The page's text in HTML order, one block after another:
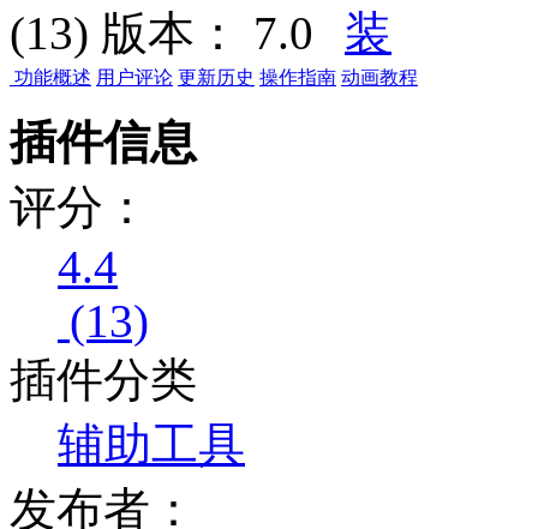
(13) 版本： 7.0
功能概述 用户评论 更新历史 操作指南 动画教程
插件信息
评分：
4.4
(13)
插件分类
辅助工具
发布者：